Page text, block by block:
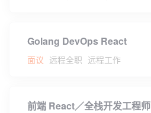
Golang DevOps React
面议 远程全职 远程工作
前端 React／全栈开发工程师